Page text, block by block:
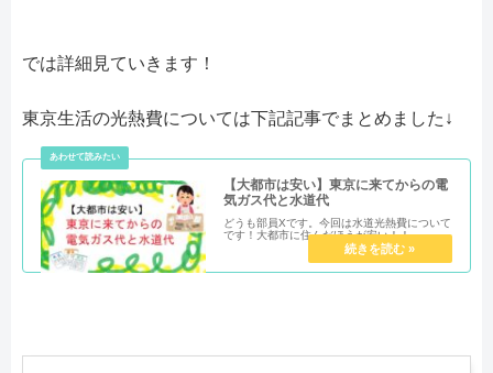
では詳細見ていきます！
東京生活の光熱費については下記記事でまとめました↓
【大都市は安い】東京に来てからの電
気ガス代と水道代
どうも部員Xです。今回は水道光熱費について
です！大都市に住んだほうが安い！！